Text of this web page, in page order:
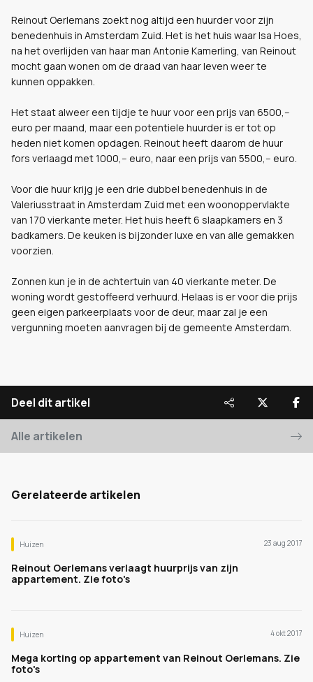
Reinout Oerlemans zoekt nog altijd een huurder voor zijn
benedenhuis in Amsterdam Zuid. Het is het huis waar Isa Hoes,
na het overlijden van haar man Antonie Kamerling, van Reinout
mocht gaan wonen om de draad van haar leven weer te
kunnen oppakken.
Het staat alweer een tijdje te huur voor een prijs van 6500,--
euro per maand, maar een potentiele huurder is er tot op
heden niet komen opdagen. Reinout heeft daarom de huur
fors verlaagd met 1000,-- euro, naar een prijs van 5500,-- euro.
Voor die huur krijg je een drie dubbel benedenhuis in de
Valeriusstraat in Amsterdam Zuid met een woonoppervlakte
van 170 vierkante meter. Het huis heeft 6 slaapkamers en 3
badkamers. De keuken is bijzonder luxe en van alle gemakken
voorzien.
Zonnen kun je in de achtertuin van 40 vierkante meter. De
woning wordt gestoffeerd verhuurd. Helaas is er voor die prijs
geen eigen parkeerplaats voor de deur, maar zal je een
vergunning moeten aanvragen bij de gemeente Amsterdam.
Deel dit artikel
Alle artikelen
Gerelateerde artikelen
Huizen 23 aug 2017
Reinout Oerlemans verlaagt huurprijs van zijn
appartement. Zie foto's
Huizen 4 okt 2017
Mega korting op appartement van Reinout Oerlemans. Zie
foto's